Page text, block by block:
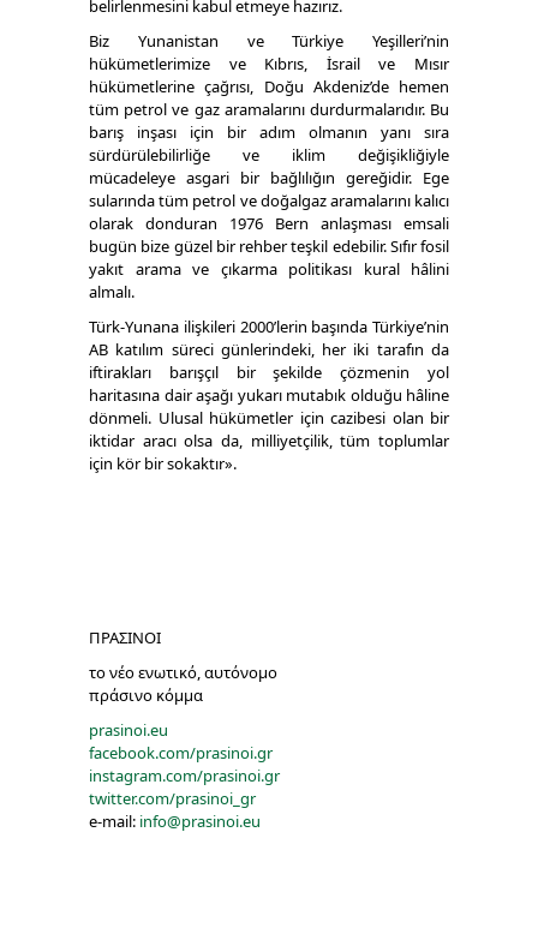
belirlenmesini kabul etmeye hazırız.
Biz Yunanistan ve Türkiye Yeşilleri’nin
hükümetlerimize ve Kıbrıs, İsrail ve Mısır
hükümetlerine çağrısı, Doğu Akdeniz’de hemen
tüm petrol ve gaz aramalarını durdurmalarıdır. Bu
barış inşası için bir adım olmanın yanı sıra
sürdürülebilirliğe ve iklim değişikliğiyle
mücadeleye asgari bir bağlılığın gereğidir. Ege
sularında tüm petrol ve doğalgaz aramalarını kalıcı
olarak donduran 1976 Bern anlaşması emsali
bugün bize güzel bir rehber teşkil edebilir. Sıfır fosil
yakıt arama ve çıkarma politikası kural hâlini
almalı.
Türk-Yunana ilişkileri 2000’lerin başında Türkiye’nin
AB katılım süreci günlerindeki, her iki tarafın da
iftirakları barışçıl bir şekilde çözmenin yol
haritasına dair aşağı yukarı mutabık olduğu hâline
dönmeli. Ulusal hükümetler için cazibesi olan bir
iktidar aracı olsa da, milliyetçilik, tüm toplumlar
için kör bir sokaktır».
ΠΡΑΣΙΝΟΙ
το νέο ενωτικό, αυτόνομο
πράσινο κόμμα
prasinoi.eu
facebook.com/prasinoi.gr
instagram.com/prasinoi.gr
twitter.com/prasinoi_gr
e-mail: info@prasinoi.eu